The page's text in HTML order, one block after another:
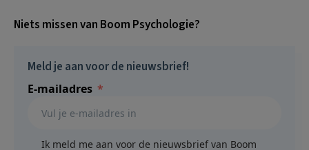
Niets missen van Boom Psychologie?
Meld je aan voor de nieuwsbrief!
E-mailadres
Ik meld me aan voor de nieuwsbrief van Boom